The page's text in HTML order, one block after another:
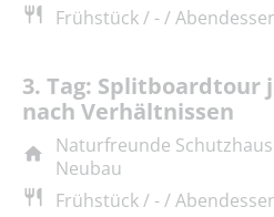
Frühstück / - /
3. Tag: Splitboardtour
nach Verhältnissen
Naturfreunde Schutzhaus
Neubau
Frühstück / - /